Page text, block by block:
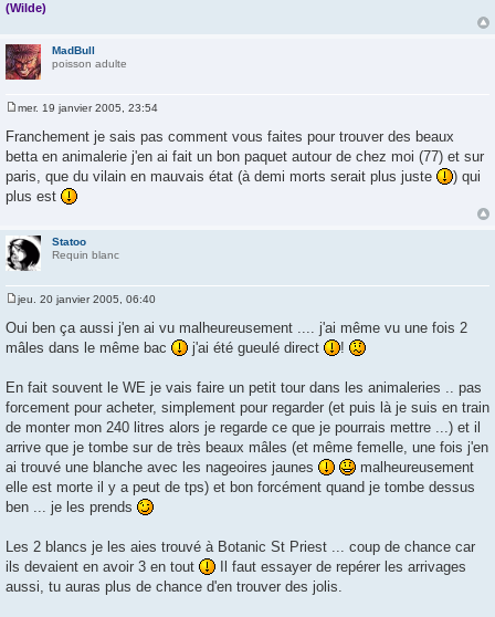
(Wilde)
MadBull
poisson adulte
e
s
s
a
g
e
mer. 19 janvier 2005, 23:54
Franchement je sais pas comment vous faites pour trouver des beaux
betta en animalerie j'en ai fait un bon paquet autour de chez moi (77) et sur
paris, que du vilain en mauvais état (à demi morts serait plus juste
) qui
plus est
Statoo
Requin blanc
e
s
s
e
jeu. 20 janvier 2005, 06:40
Oui ben ça aussi j'en ai vu malheureusement .... j'ai même vu une fois 2
mâles dans le même bac
j'ai été gueulé direct !
En fait souvent le WE je vais faire un petit tour dans les animaleries .. pas
forcement pour acheter, simplement pour regarder (et puis là je suis en train
de monter mon 240 litres alors je regarde ce que je pourrais mettre ...) et il
arrive que je tombe sur de très beaux mâles (et même femelle, une fois j'en
ai trouvé une blanche avec les nageoires jaunes
malheureusement
elle est morte il y a peut de tps) et bon forcément quand je tombe dessus
ben ... je les prends
Les 2 blancs je les aies trouvé à Botanic St Priest ... coup de chance car
ils devaient en avoir 3 en tout
Il faut essayer de repérer les arrivages
aussi, tu auras plus de chance d'en trouver des jolis.